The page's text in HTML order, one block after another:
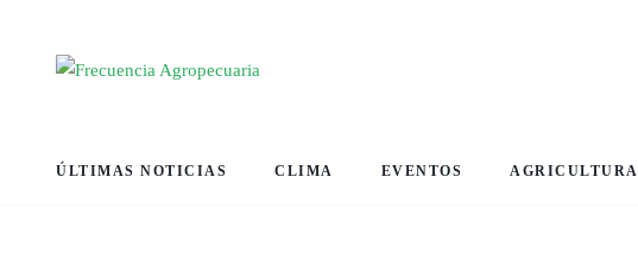
ÚLTIMAS NOTICIAS CLIMA EVENTOS AGRICULTURA